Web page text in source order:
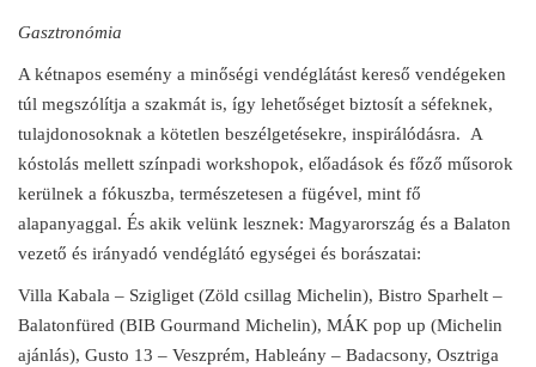
Gasztronómia
A kétnapos esemény a minőségi vendéglátást kereső vendégeken
túl megszólítja a szakmát is, így lehetőséget biztosít a séfeknek,
tulajdonosoknak a kötetlen beszélgetésekre, inspirálódásra. A
kóstolás mellett színpadi workshopok, előadások és főző műsorok
kerülnek a fókuszba, természetesen a fügével, mint fő
alapanyaggal. És akik velünk lesznek: Magyarország és a Balaton
vezető és irányadó vendéglátó egységei és borászatai:
Villa Kabala – Szigliget (Zöld csillag Michelin), Bistro Sparhelt –
Balatonfüred (BIB Gourmand Michelin), MÁK pop up (Michelin
ajánlás), Gusto 13 – Veszprém, Hableány – Badacsony, Osztriga